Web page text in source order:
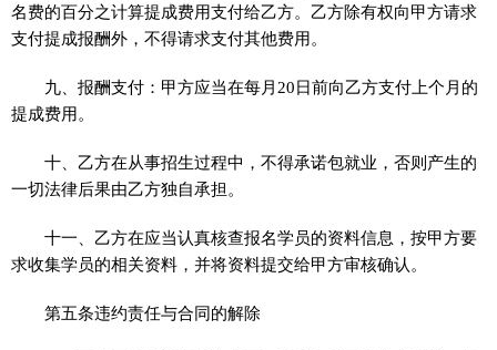
名费的百分之计算提成费用支付给乙方。乙方除有权向甲方请求
支付提成报酬外，不得请求支付其他费用。
九、报酬支付：甲方应当在每月20日前向乙方支付上个月的
提成费用。
十、乙方在从事招生过程中，不得承诺包就业，否则产生的
一切法律后果由乙方独自承担。
十一、乙方在应当认真核查报名学员的资料信息，按甲方要
求收集学员的相关资料，并将资料提交给甲方审核确认。
第五条违约责任与合同的解除